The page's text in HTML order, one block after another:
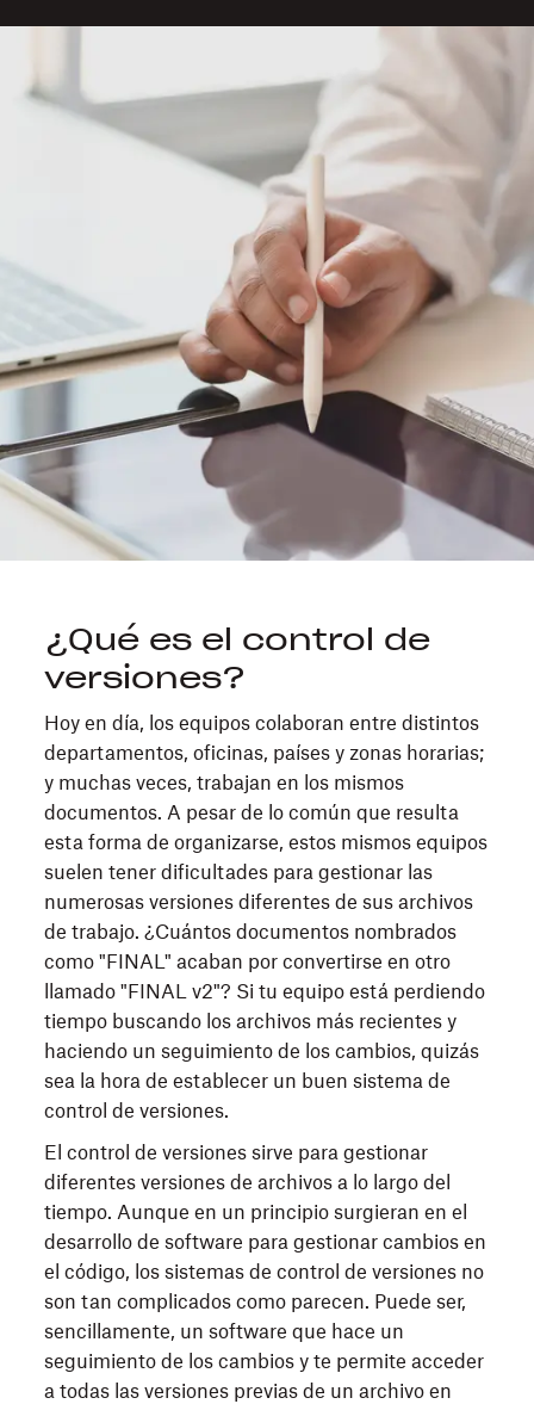
¿Qué es el control de
versiones?
Hoy en día, los equipos colaboran entre distintos
departamentos, oficinas, países y zonas horarias;
y muchas veces, trabajan en los mismos
documentos. A pesar de lo común que resulta
esta forma de organizarse, estos mismos equipos
suelen tener dificultades para gestionar las
numerosas versiones diferentes de sus archivos
de trabajo. ¿Cuántos documentos nombrados
como "FINAL" acaban por convertirse en otro
llamado "FINAL v2"? Si tu equipo está perdiendo
tiempo buscando los archivos más recientes y
haciendo un seguimiento de los cambios, quizás
sea la hora de establecer un buen sistema de
control de versiones.
El control de versiones sirve para gestionar
diferentes versiones de archivos a lo largo del
tiempo. Aunque en un principio surgieran en el
desarrollo de software para gestionar cambios en
el código, los sistemas de control de versiones no
son tan complicados como parecen. Puede ser,
sencillamente, un software que hace un
seguimiento de los cambios y te permite acceder
a todas las versiones previas de un archivo en